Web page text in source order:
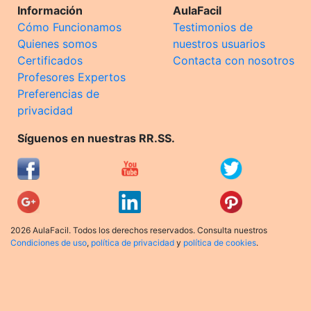
Información
Cómo Funcionamos
Quienes somos
Certificados
Profesores Expertos
Preferencias de
privacidad
AulaFacil
Testimonios de
nuestros usuarios
Contacta con nosotros
Síguenos en nuestras RR.SS.
2026 AulaFacil. Todos los derechos reservados. Consulta nuestros
Condiciones de uso, política de privacidad y política de cookies.